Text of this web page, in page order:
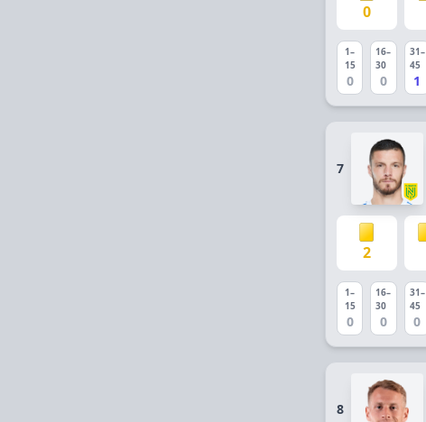
0
1–
15
0
16–
30
0
31–
45
1
7
2
1–
15
0
16–
30
0
31–
45
0
8